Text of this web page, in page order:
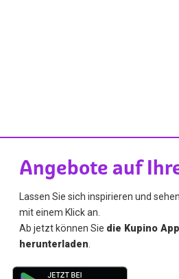
Angebote auf
Lassen Sie sich inspirieren und
mit einem Klick an.
Ab jetzt können Sie die Kupino
herunterladen